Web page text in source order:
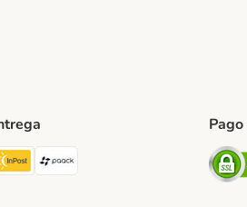
MethodShipping Method
InPost Shipping Method
paack Shipping Method